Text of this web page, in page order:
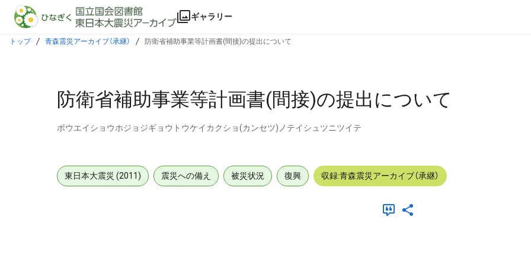
本文に飛ぶ
ギャラリー
トップ 青森震災アーカイブ（承継） 防衛省補助事業等計画書(間接)の提出について
防衛省補助事業等計画書(間接)の提出について
ボウエイショウホジョジギョウトウケイカクショ(カンセツ)ノテイシュツニツイテ
東日本大震災 (2011) 震災への備え 被災状況 復興 収録:青森震災アーカイブ（承継）